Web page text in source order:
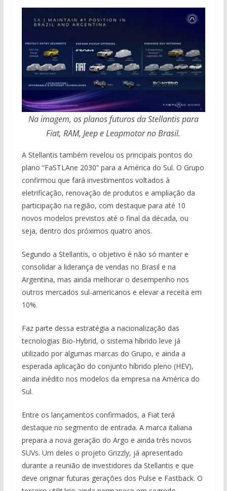
Na imagem, os planos futuros da Stellantis para
Fiat, RAM, Jeep e Leapmotor no Brasil.
A Stellantis também revelou os principais pontos do
plano “FaSTLAne 2030” para a América do Sul. O Grupo
confirmou que fará investimentos voltados à
eletrificação, renovação de produtos e ampliação da
participação na região, com destaque para até 10
novos modelos previstos até o final da década, ou
seja, dentro dos próximos quatro anos.
Segundo a Stellantis, o objetivo é não só manter e
consolidar a liderança de vendas no Brasil e na
Argentina, mas ainda melhorar o desempenho nos
outros mercados sul-americanos e elevar a receita em
10%.
Faz parte dessa estratégia a nacionalização das
tecnologias Bio-Hybrid, o sistema híbrido leve já
utilizado por algumas marcas do Grupo, e ainda a
esperada aplicação do conjunto híbrido pleno (HEV),
ainda inédito nos modelos da empresa na América do
Sul.
Entre os lançamentos confirmados, a Fiat terá
destaque no segmento de entrada. A marca italiana
prepara a nova geração do Argo e ainda três novos
SUVs. Um deles o projeto Grizzly, já apresentado
durante a reunião de investidores da Stellantis e que
deve originar futuras gerações dos Pulse e Fastback. O